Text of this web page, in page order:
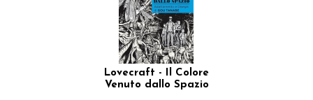
Lovecraft - Il Colore
Venuto dallo Spazio